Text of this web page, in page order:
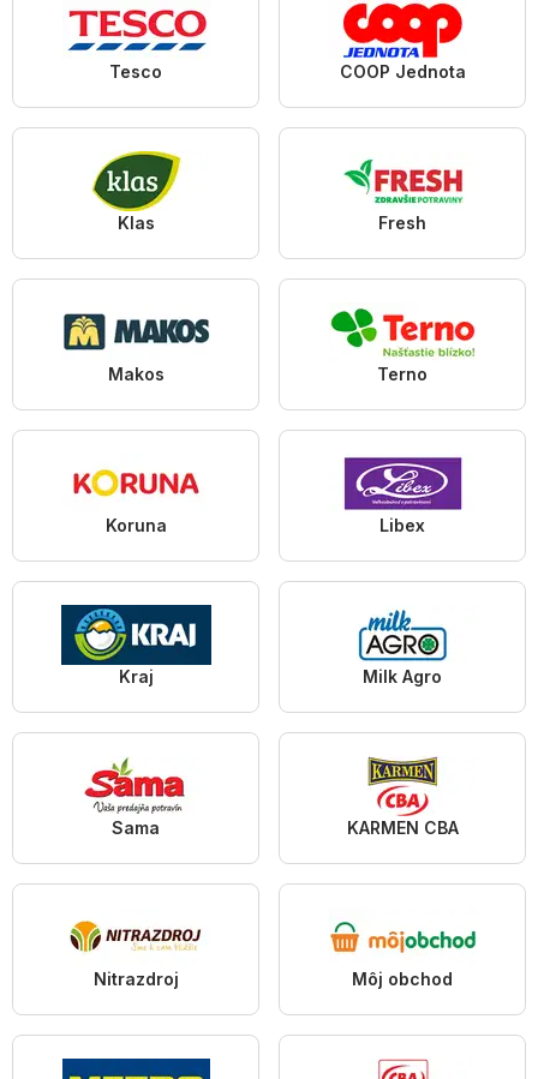
Tesco COOP Jednota
Klas Fresh
Makos Terno
Koruna Libex
Kraj Milk Agro
Sama KARMEN CBA
Nitrazdroj Môj obchod